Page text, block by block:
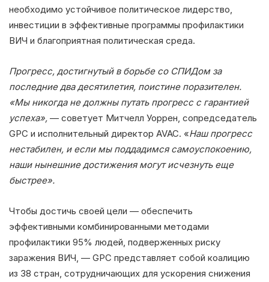
необходимо устойчивое политическое лидерство,
инвестиции в эффективные программы профилактики
ВИЧ и благоприятная политическая среда.
Прогресс, достигнутый в борьбе со СПИДом за
последние два десятилетия, поистине поразителен.
«Мы никогда не должны путать прогресс с гарантией
успеха», — советует Митчелл Уоррен, сопредседатель
GPC и исполнительный директор AVAC. «Наш прогресс
нестабилен, и если мы поддадимся самоуспокоению,
наши нынешние достижения могут исчезнуть еще
быстрее».
Чтобы достичь своей цели — обеспечить
эффективными комбинированными методами
профилактики 95% людей, подверженных риску
заражения ВИЧ, — GPC представляет собой коалицию
из 38 стран, сотрудничающих для ускорения снижения